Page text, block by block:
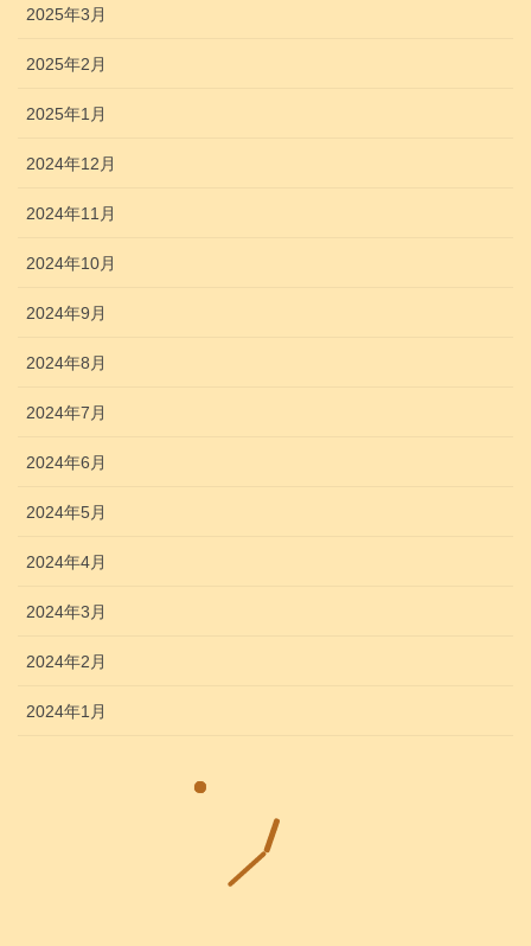
2025年3月
2025年2月
2025年1月
2024年12月
2024年11月
2024年10月
2024年9月
2024年8月
2024年7月
2024年6月
2024年5月
2024年4月
2024年3月
2024年2月
2024年1月